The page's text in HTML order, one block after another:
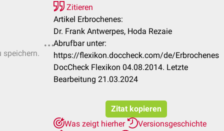
speichern.
Zitieren
Artikel Erbrochenes:
Dr. Frank Antwerpes, Hoda Rezaie
Abrufbar unter:
https://flexikon.doccheck.com/de/Erbrochenes
DocCheck Flexikon 04.08.2014. Letzte
Bearbeitung 21.03.2024
Zitat kopieren
Was zeigt hierher
Versionsgeschichte